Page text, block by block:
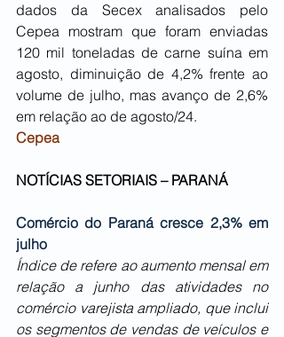
dados da Secex analisados pelo
Cepea mostram que foram enviadas
120 mil toneladas de carne suína em
agosto, diminuição de 4,2% frente ao
volume de julho, mas avanço de 2,6%
em relação ao de agosto/24.
Cepea
NOTÍCIAS SETORIAIS – PARANÁ
Comércio do Paraná cresce 2,3% em
julho
Índice de refere ao aumento mensal em
relação a junho das atividades no
comércio varejista ampliado, que inclui
os segmentos de vendas de veículos e